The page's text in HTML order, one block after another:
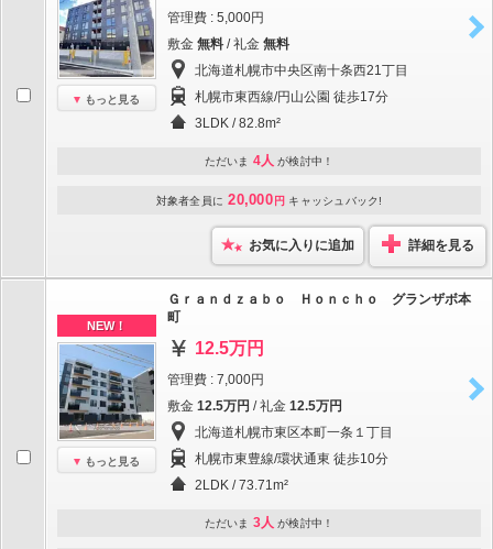
もっと見る
管理費 : 5,000円
敷金 無料 / 礼金 無料
北海道札幌市中央区南十条西21丁目
札幌市東西線/円山公園 徒歩17分
3LDK / 82.8m²
ただいま 4人 が検討中！
対象者全員に 20,000 円 キャッシュバック!
お気に入りに追加 詳細を見る
NEW！
もっと見る
Ｇｒａｎｄｚａｂｏ Ｈｏｎｃｈｏ グランザボ本
町
12.5万円
管理費 : 7,000円
敷金 12.5万円 / 礼金 12.5万円
北海道札幌市東区本町一条１丁目
札幌市東豊線/環状通東 徒歩10分
2LDK / 73.71m²
ただいま 3人 が検討中！